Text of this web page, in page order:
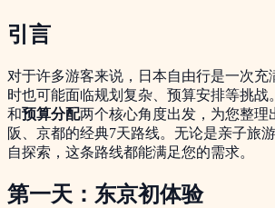
引言
对于许多游客来说，日本自由行是一次充
时也可能面临规划复杂、预算安排等挑战
和预算分配两个核心角度出发，为您整理
阪、京都的经典7天路线。无论是亲子旅
自探索，这条路线都能满足您的需求。
第一天：东京初体验